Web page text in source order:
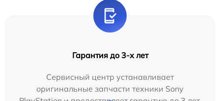
Гарантия до 3-х лет
Сервисный центр устанавливает
оригинальные запчасти техники Sony